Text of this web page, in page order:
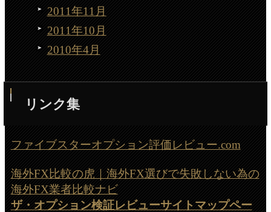
2011年11月
2011年10月
2010年4月
リンク集
ファイブスターオプション評価レビュー.com
海外FX比較の虎｜海外FX選びで失敗しない為の
海外FX業者比較ナビ
ザ・オプション検証レビューサイトマップペー